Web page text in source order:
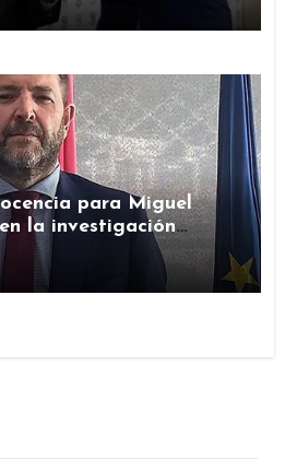
para Miguel
la investigación